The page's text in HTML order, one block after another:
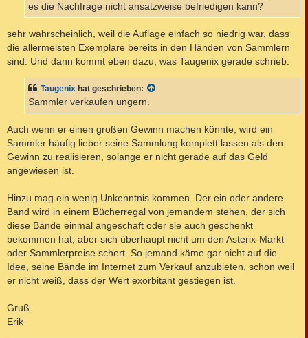
es die Nachfrage nicht ansatzweise befriedigen kann?
sehr wahrscheinlich, weil die Auflage einfach so niedrig war, dass
die allermeisten Exemplare bereits in den Händen von Sammlern
sind. Und dann kommt eben dazu, was Taugenix gerade schrieb:
Taugenix hat geschrieben:
Sammler verkaufen ungern.
Auch wenn er einen großen Gewinn machen könnte, wird ein
Sammler häufig lieber seine Sammlung komplett lassen als den
Gewinn zu realisieren, solange er nicht gerade auf das Geld
angewiesen ist.
Hinzu mag ein wenig Unkenntnis kommen. Der ein oder andere
Band wird in einem Bücherregal von jemandem stehen, der sich
diese Bände einmal angeschaft oder sie auch geschenkt
bekommen hat, aber sich überhaupt nicht um den Asterix-Markt
oder Sammlerpreise schert. So jemand käme gar nicht auf die
Idee, seine Bände im Internet zum Verkauf anzubieten, schon weil
er nicht weiß, dass der Wert exorbitant gestiegen ist.
Gruß
Erik